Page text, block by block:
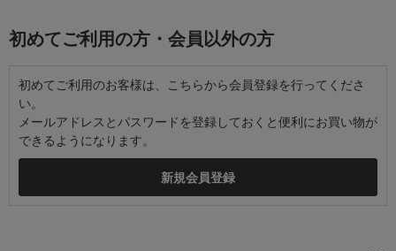
初めてご利用の方・会員以外の方
初めてご利用のお客様は、こちらから会員登録を行ってくださ
い。
メールアドレスとパスワードを登録しておくと便利にお買い物が
できるようになります。